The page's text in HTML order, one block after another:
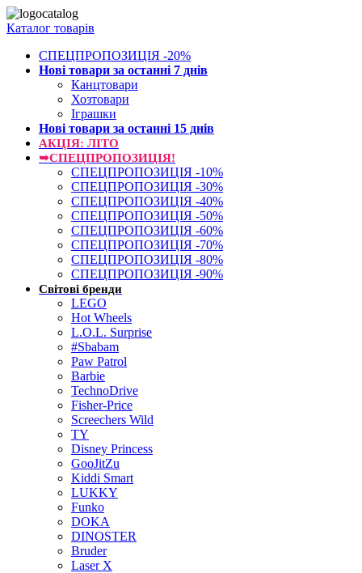
Каталог товарів
СПЕЦПРОПОЗИЦІЯ -20%
Нові товари за останнi 7 днiв
Канцтовари
Хозтовари
Іграшки
Нові товари за останнi 15 днiв
АКЦІЯ: ЛІТО
➥СПЕЦПРОПОЗИЦІЯ!
СПЕЦПРОПОЗИЦІЯ -10%
СПЕЦПРОПОЗИЦІЯ -30%
СПЕЦПРОПОЗИЦІЯ -40%
СПЕЦПРОПОЗИЦІЯ -50%
СПЕЦПРОПОЗИЦІЯ -60%
СПЕЦПРОПОЗИЦІЯ -70%
СПЕЦПРОПОЗИЦІЯ -80%
СПЕЦПРОПОЗИЦІЯ -90%
Світові бренди
LEGO
Hot Wheels
L.O.L. Surprise
#Sbabam
Paw Patrol
Barbie
TechnoDrive
Fisher-Price
Screechers Wild
TY
Disney Princess
GooJitZu
Kiddi Smart
LUKKY
Funko
DOKA
DINOSTER
Bruder
Laser X